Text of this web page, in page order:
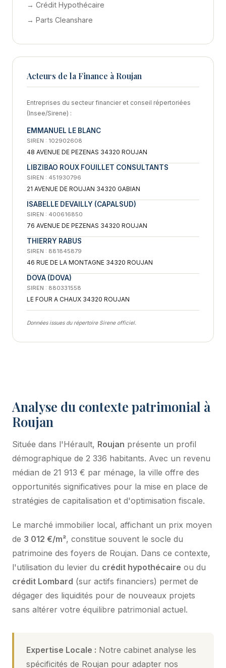
Analyse du contexte patrimonial à
Roujan
Située dans l'Hérault, Roujan présente un profil
démographique de 2 336 habitants. Avec un revenu
médian de 21 913 € par ménage, la ville offre des
opportunités significatives pour la mise en place de
stratégies de capitalisation et d'optimisation fiscale.
Le marché immobilier local, affichant un prix moyen
de 3 012 €/m², constitue souvent le socle du
patrimoine des foyers de Roujan. Dans ce contexte,
l'utilisation du levier du crédit hypothécaire ou du
crédit Lombard (sur actifs financiers) permet de
dégager des liquidités pour de nouveaux projets
sans altérer votre équilibre patrimonial actuel.
Expertise Locale : Notre cabinet analyse les
spécificités de Roujan pour adapter nos
→ Crédit Hypothécaire
→ Parts Cleanshare
Acteurs de la Finance à Roujan
Entreprises du secteur financier et conseil répertoriées
(Insee/Sirene) :
EMMANUEL LE BLANC
SIREN : 102902608
48 AVENUE DE PEZENAS 34320 ROUJAN
LIBZIBAO ROUX FOUILLET CONSULTANTS
SIREN : 451930796
21 AVENUE DE ROUJAN 34320 GABIAN
ISABELLE DEVAILLY (CAPALSUD)
SIREN : 400616850
76 AVENUE DE PEZENAS 34320 ROUJAN
THIERRY RABUS
SIREN : 881845879
46 RUE DE LA MONTAGNE 34320 ROUJAN
DOVA (DOVA)
SIREN : 880331558
LE FOUR A CHAUX 34320 ROUJAN
Données issues du répertoire Sirene officiel.